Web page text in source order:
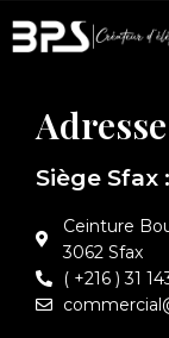
Adresse
Siège Sfax :
Ceinture
3062 Sfax
( +216 ) 31